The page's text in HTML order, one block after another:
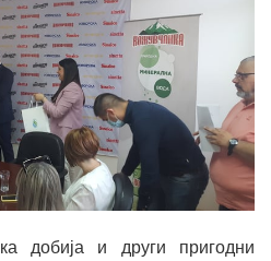
добија и други пригодни